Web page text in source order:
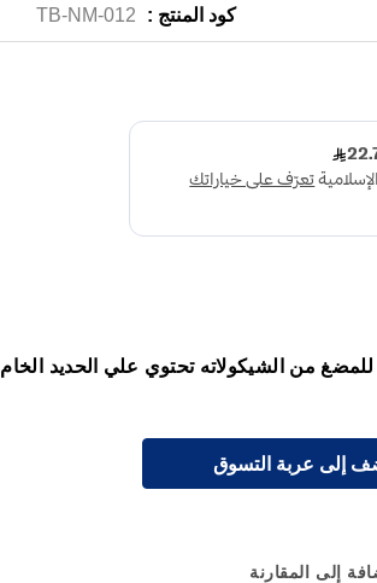
كود المنتج : TB-NM-012
من الشيكولاته تحتوي علي الحديد الخام
إلى عربة التسوق
إلى المقارنة